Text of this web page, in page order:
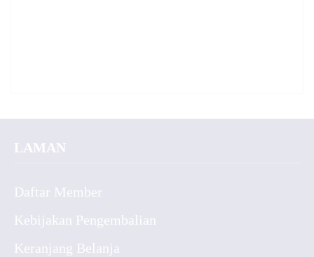
LAMAN
Daftar Member
Kebijakan Pengembalian
Keranjang Belanja